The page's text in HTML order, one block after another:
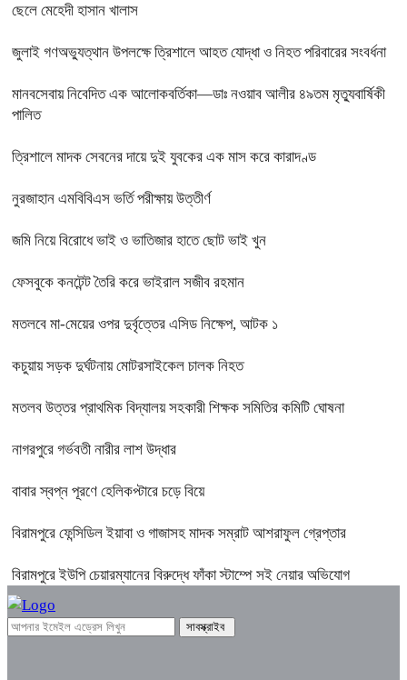
ছেলে মেহেদী হাসান খালাস
জুলাই গণঅভ্যুত্থান উপলক্ষে ত্রিশালে আহত যোদ্ধা ও নিহত পরিবারের সংবর্ধনা
মানবসেবায় নিবেদিত এক আলোকবর্তিকা—ডাঃ নওয়াব আলীর ৪৯তম মৃত্যুবার্ষিকী
পালিত
ত্রিশালে মাদক সেবনের দায়ে দুই যুবকের এক মাস করে কারাদণ্ড
নুরজাহান এমবিবিএস ভর্তি পরীক্ষায় উত্তীর্ণ
জমি নিয়ে বিরোধে ভাই ও ভাতিজার হাতে ছোট ভাই খুন
ফেসবুকে কনটেন্ট তৈরি করে ভাইরাল সজীব রহমান
মতলবে মা-মেয়ের ওপর দুর্বৃত্তের এসিড নিক্ষেপ, আটক ১
কচুয়ায় সড়ক দুর্ঘটনায় মোটরসাইকেল চালক নিহত
মতলব উত্তর প্রাথমিক বিদ্যালয় সহকারী শিক্ষক সমিতির কমিটি ঘোষনা
নাগরপুরে গর্ভবতী নারীর লাশ উদ্ধার
বাবার স্বপ্ন পূরণে হেলিকপ্টারে চড়ে বিয়ে
বিরামপুরে ফেন্সিডিল ইয়াবা ও গাজাসহ মাদক সম্রাট আশরাফুল গ্রেপ্তার
বিরামপুরে ইউপি চেয়ারম্যানের বিরুদ্ধে ফাঁকা স্টাম্পে সই নেয়ার অভিযোগ